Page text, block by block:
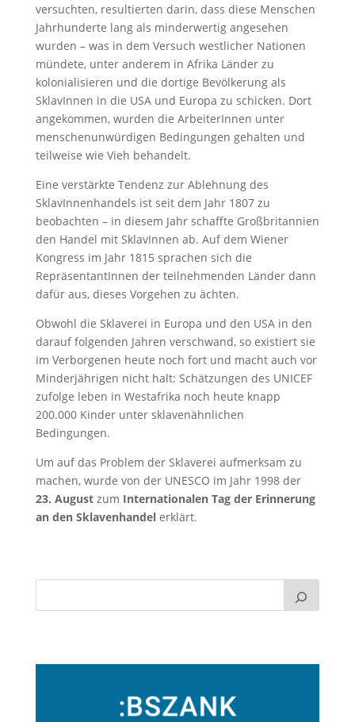
versuchten, resultierten darin, dass diese Menschen
Jahrhunderte lang als minderwertig angesehen
wurden – was in dem Versuch westlicher Nationen
mündete, unter anderem in Afrika Länder zu
kolonialisieren und die dortige Bevölkerung als
SklavInnen in die USA und Europa zu schicken. Dort
angekommen, wurden die ArbeiterInnen unter
menschenunwürdigen Bedingungen gehalten und
teilweise wie Vieh behandelt.
Eine verstärkte Tendenz zur Ablehnung des
SklavInnenhandels ist seit dem Jahr 1807 zu
beobachten – in diesem Jahr schaffte Großbritannien
den Handel mit SklavInnen ab. Auf dem Wiener
Kongress im Jahr 1815 sprachen sich die
RepräsentantInnen der teilnehmenden Länder dann
dafür aus, dieses Vorgehen zu ächten.
Obwohl die Sklaverei in Europa und den USA in den
darauf folgenden Jahren verschwand, so existiert sie
im Verborgenen heute noch fort und macht auch vor
Minderjährigen nicht halt: Schätzungen des UNICEF
zufolge leben in Westafrika noch heute knapp
200.000 Kinder unter sklavenähnlichen
Bedingungen.
Um auf das Problem der Sklaverei aufmerksam zu
machen, wurde von der UNESCO im Jahr 1998 der
23. Augustzum Internationalen Tag der Erinnerung
an den Sklavenhandelerklärt.